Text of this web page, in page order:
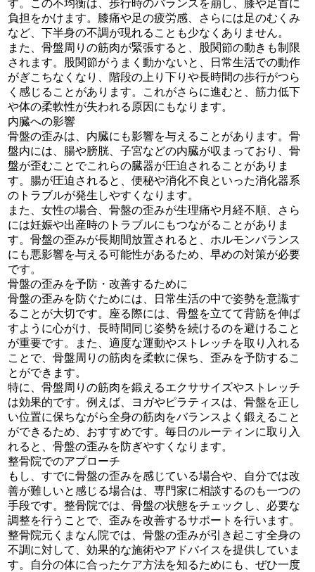
す。この不均衡は、歩行時のバランスを崩し、膝や足首に
負担をかけます。膝痛や足の疲労感、さらには足のむくみ
など、下半身の不調が現れることも少なくありません。
また、骨盤周りの筋肉が緊張すると、股関節の動きも制限
されます。股関節がうまく動かないと、日常生活での動作
がぎこちなくなり、階段の上り下りや長時間の歩行がつら
く感じることがあります。これがさらに進むと、筋力低下
や体の柔軟性が失われる原因にもなります。
内臓への影響
骨盤の歪みは、内臓にも影響を与えることがあります。骨
盤内には、腸や膀胱、子宮などの内臓が収まっており、骨
盤が歪むことでこれらの臓器が圧迫されることがありま
す。腸が圧迫されると、便秘や消化不良といった消化器系
のトラブルが発生しやすくなります。
また、女性の場合、骨盤の歪みが生理痛や月経不順、さら
には妊娠や出産時のトラブルにもつながることがありま
す。骨盤の歪みが長期間放置されると、ホルモンバランス
にも悪影響を与える可能性があるため、早めの対策が必要
です。
骨盤の歪みを予防・改善するために
骨盤の歪みを防ぐためには、日常生活の中で姿勢を意識す
ることが大切です。座る際には、骨盤を立てて背筋を伸ば
すように心がけ、長時間同じ姿勢を続けるのを避けること
が重要です。また、適度な運動やストレッチを取り入れる
ことで、骨盤周りの筋肉を柔軟に保ち、歪みを予防するこ
とができます。
特に、骨盤周りの筋肉を鍛えるエクササイズやストレッチ
は効果的です。例えば、ヨガやピラティスは、骨盤を正し
い位置に保ちながら全身の筋肉をバランスよく鍛えること
ができるため、おすすめです。毎日のルーティンに取り入
れると、骨盤の歪みを防ぎやすくなります。
整骨院でのアプローチ
もし、すでに骨盤の歪みを感じている場合や、自分では改
善が難しいと感じる場合は、専門家に相談するのも一つの
手段です。整骨院では、骨盤の状態をチェックし、必要な
調整を行うことで、歪みを改善するサポートを行います。
整骨院元くまなん院では、骨盤の歪みが引き起こす全身の
不調に対して、効果的な施術やアドバイスを提供していま
す。自分の体に合ったケア方法を知るためにも、ぜひ一度